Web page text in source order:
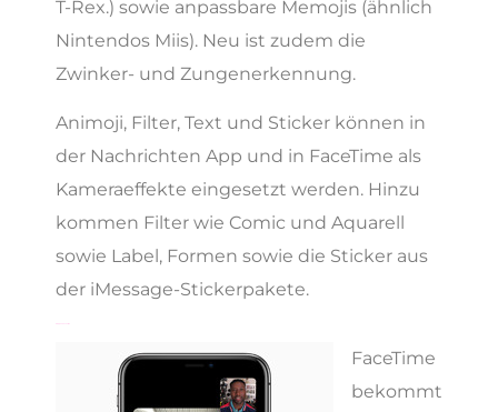
T-Rex.) sowie anpassbare Memojis (ähnlich
Nintendos Miis). Neu ist zudem die
Zwinker- und Zungenerkennung.
Animoji, Filter, Text und Sticker können in
der Nachrichten App und in FaceTime als
Kameraeffekte eingesetzt werden. Hinzu
kommen Filter wie Comic und Aquarell
sowie Label, Formen sowie die Sticker aus
der iMessage-Stickerpakete.
FaceTime
bekommt